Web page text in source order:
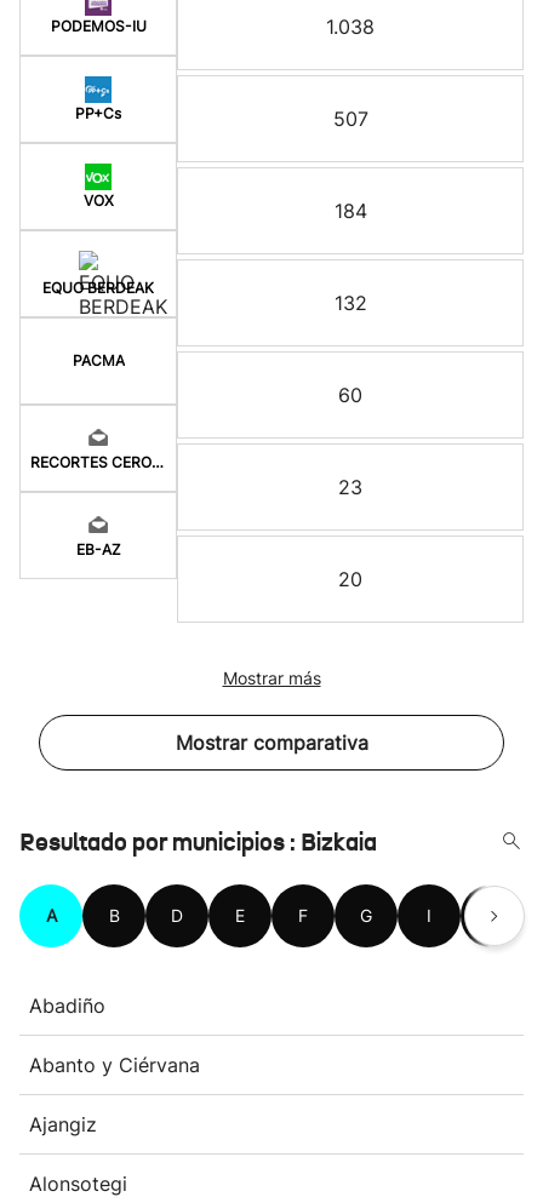
PODEMOS-IU
PP+Cs
VOX
EQUO BERDEAK
PACMA
RECORTES CERO-LV-M
EB-AZ
1.038
507
184
132
60
23
20
Mostrar más
Mostrar comparativa
Resultado por municipios : Bizkaia
A B D E F G I K
Abadiño
Abanto y Ciérvana
Ajangiz
Alonsotegi